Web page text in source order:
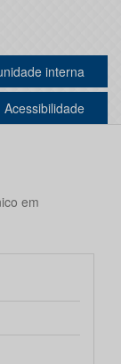
interna
Acessibilidade
em